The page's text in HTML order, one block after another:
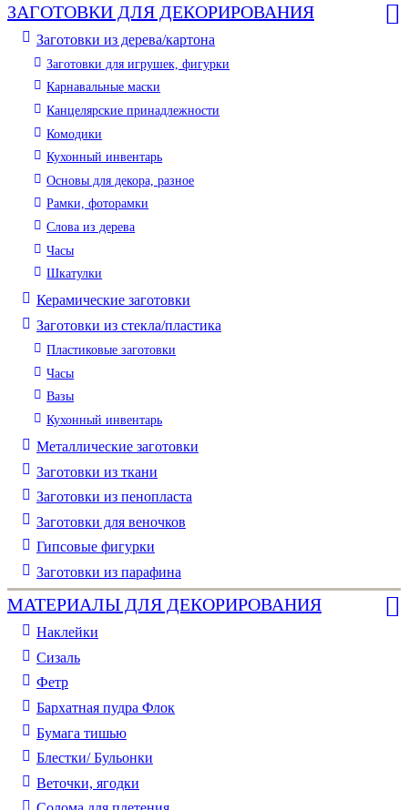
ЗАГОТОВКИ ДЛЯ ДЕКОРИРОВАНИЯ
Заготовки из дерева/картона
Заготовки для игрушек, фигурки
Карнавальные маски
Канцелярские принадлежности
Комодики
Кухонный инвентарь
Основы для декора, разное
Рамки, фоторамки
Слова из дерева
Часы
Шкатулки
Керамические заготовки
Заготовки из стекла/пластика
Пластиковые заготовки
Часы
Вазы
Кухонный инвентарь
Металлические заготовки
Заготовки из ткани
Заготовки из пенопласта
Заготовки для веночков
Гипсовые фигурки
Заготовки из парафина
МАТЕРИАЛЫ ДЛЯ ДЕКОРИРОВАНИЯ
Наклейки
Сизаль
Фетр
Бархатная пудра Флок
Бумага тишью
Блестки/ Бульонки
Веточки, ягодки